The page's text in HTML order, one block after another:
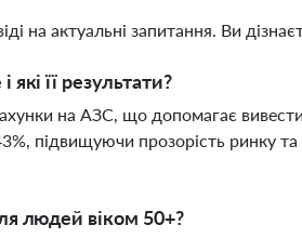
на актуальні запитання. Ви
її результати?
на АЗС, що допомагає вивести
підвищуючи прозорість ринку
людей віком 50+?